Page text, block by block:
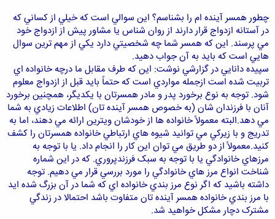
چطور همسر آينده ام را بشناسم؟ اين سوالي است که خيلي از کساني که
در آستانه ازدواج قرار دارند از روان شناس يا مشاور پيش از ازدواج خود
مي پرسند. اين که همسر شما چه شخصيتي دارد يکي از مهم ترين سوال
هايي است که بايد به آن جواب دهيد.
سپيده دانايي در گزارشي نوشت: اين که طرف مقابل ما درچه خانواده اي
تربيت شده است ازجمله مواردي است که حتماً بايد قبل از ازدواج معلوم
شود. توجه به نوع برخورد پدر و مادر همسرتان با يکديگر، همچنين برخورد
آنان با فرزندان شان (به خصوص همسر آينده تان) اطلاعات زيادي به شما
مي دهد.البته معمولاً خانواده ها از خودشان ويترين ارائه مي دهند، اما به
تدريج و با زيرکي مي توانيد شيوه هاي ارتباطي خانواده همسرتان را کشف
کنيد.معمولاً از دو طريق مي توان اين کار را انجام داد. يا با توجه به
مرزهاي خانوادگي يا با توجه به سبک فرزندپروري. که در اين شماره
شناخت انواع مرز هاي خانوادگي را مورد بررسي قرار مي دهيم. توجه
داشته باشيد که اگر نوع مرز بندي خانواده اي که شما در آن بزرگ شده ايد
با مرز بندي خانواده همسر آينده تان متفاوت باشد احتمالا در زندگي
مشترک دچار مشکل خواهيد شد.